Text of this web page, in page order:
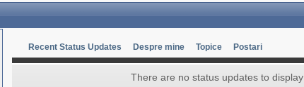
Recent Status Updates Despre mine Topice Postari
There are no status updates to display